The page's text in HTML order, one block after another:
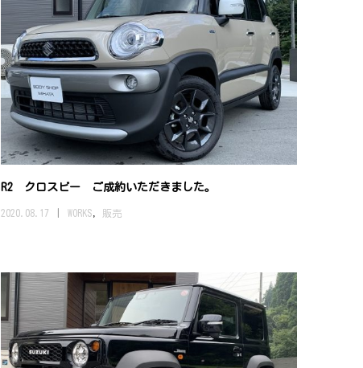
R2 クロスビー ご成約いただきました。
2020.08.17 WORKS 販売